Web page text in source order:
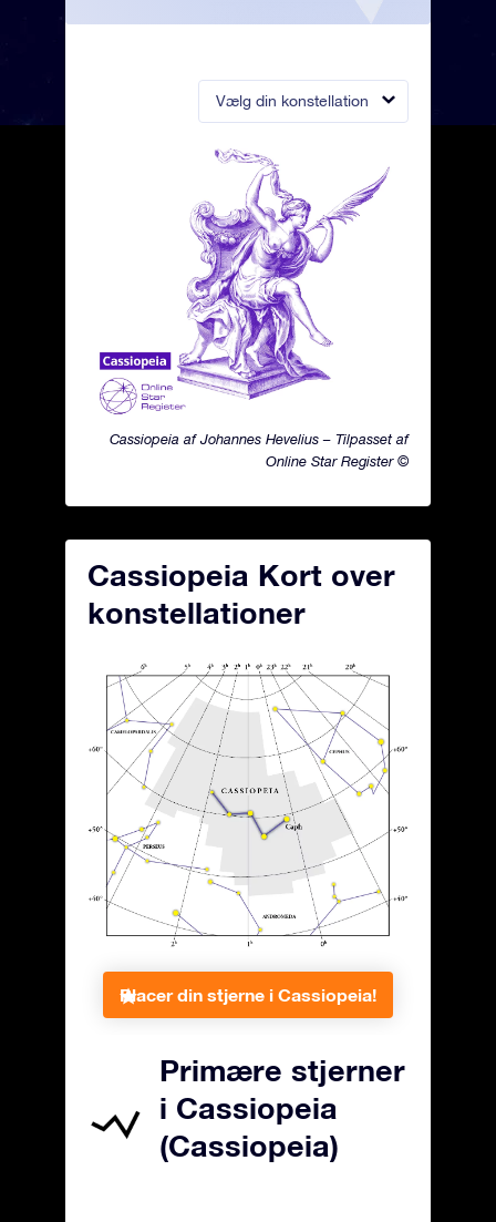
Vælg din konstellation
Cassiopeia af Johannes Hevelius – Tilpasset af
Online Star Register ©
Cassiopeia Kort over
konstellationer
Placer din stjerne i Cassiopeia!
Primære stjerner
i Cassiopeia
(Cassiopeia)